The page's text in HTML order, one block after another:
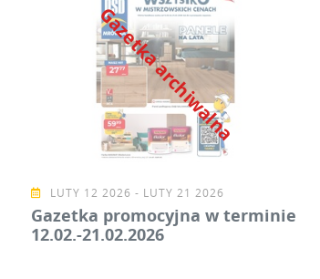
Gazetka archiwalna
LUTY 12 2026 - LUTY 21 2026
Gazetka promocyjna w terminie
12.02.-21.02.2026